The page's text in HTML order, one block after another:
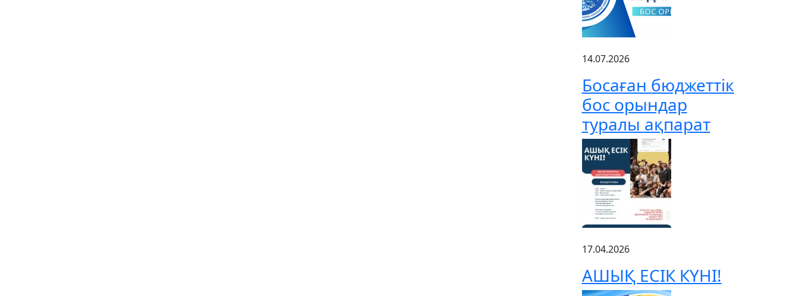
14.07.2026
Босаған бюджеттік
бос орындар
туралы ақпарат
17.04.2026
АШЫҚ ЕСІК КҮНІ!